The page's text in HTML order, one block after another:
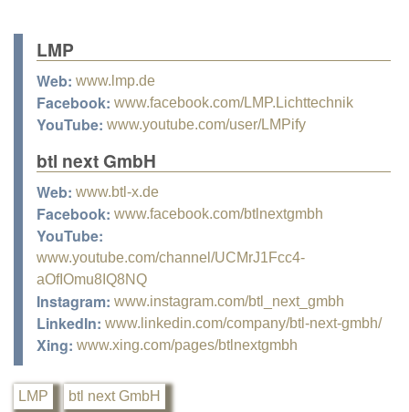
LMP
Web: www.lmp.de
Facebook: www.facebook.com/LMP.Lichttechnik
YouTube: www.youtube.com/user/LMPify
btl next GmbH
Web: www.btl-x.de
Facebook: www.facebook.com/btlnextgmbh
YouTube:
www.youtube.com/channel/UCMrJ1Fcc4-
aOfIOmu8IQ8NQ
Instagram: www.instagram.com/btl_next_gmbh
LinkedIn: www.linkedin.com/company/btl-next-gmbh/
Xing: www.xing.com/pages/btlnextgmbh
LMP btl next GmbH